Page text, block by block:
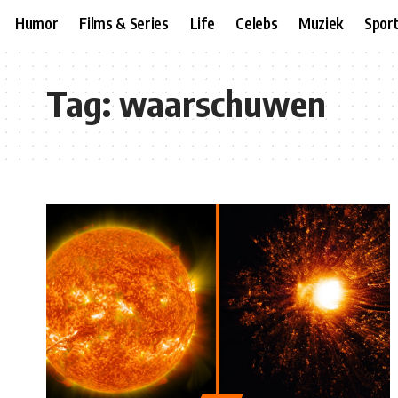
Humor Films & Series Life Celebs Muziek
Tag:waarschuwen